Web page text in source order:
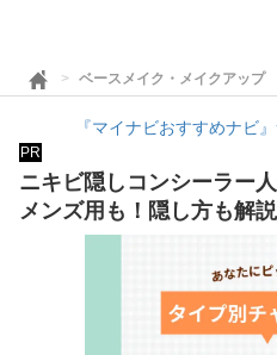
ベースメイク・メイクアップ
『マイナビおすすめナビ
PR
ニキビ隠しコンシーラー
メンズ用も！隠し方も解説